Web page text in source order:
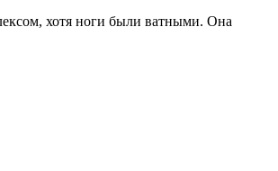
хотя ноги были ватными. Она